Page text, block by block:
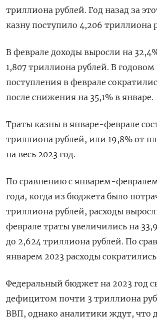
триллиона рублей. Год назад за
казну поступило 4,206 триллиона
В феврале доходы выросли на
1,807 триллиона рублей. В
поступления в феврале
после снижения на 35,1% в январе.
Траты казны в январе-феврале
триллиона рублей, или 19,8% от
на весь 2023 год.
По сравнению с январем-
года, когда из бюджета было
триллиона рублей, расходы
феврале траты увеличились на
до 2,624 триллиона рублей. По
январем 2023 расходы сократились
Федеральный бюджет на 2023 год
дефицитом почти 3 триллиона
ВВП, однако аналитики ждут, что